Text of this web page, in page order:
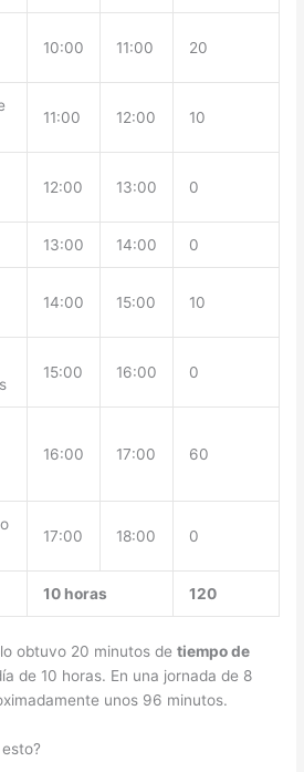
10:00 11:00 20
11:00 12:00 10
12:00 13:00 0
13:00 14:00 0
14:00 15:00 10
15:00 16:00 0
16:00 17:00 60
17:00 18:00 0
10 horas 120
obtuvo 20 minutos detiempo de
de 10 horas. En una jornada de 8
unos 96 minutos.